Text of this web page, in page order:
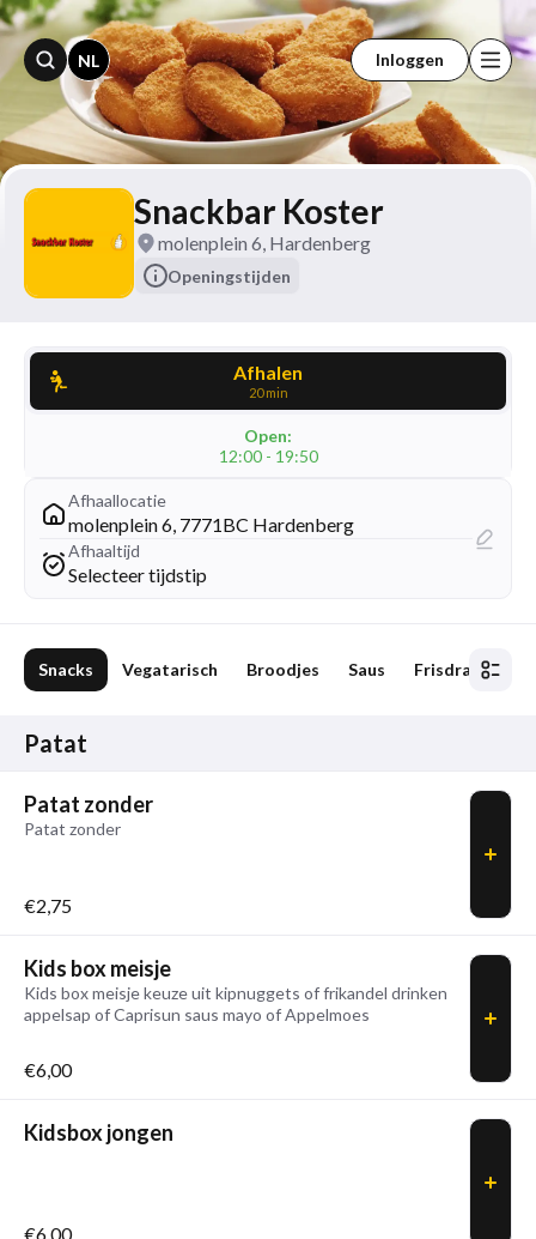
NL Inloggen
Snackbar Koster
molenplein 6, Hardenberg
Openingstijden
Afhalen
20 min
Open:
12:00 - 19:50
Afhaallocatie
molenplein 6, 7771BC Hardenberg
Afhaaltijd
Selecteer tijdstip
Snacks Vegatarisch Broodjes Saus Frisdrank
Patat
Patat zonder
Patat zonder
€2,75
Kids box meisje
Kids box meisje keuze uit kipnuggets of frikandel drinken
appelsap of Caprisun saus mayo of Appelmoes
€6,00
Kidsbox jongen
€6,00